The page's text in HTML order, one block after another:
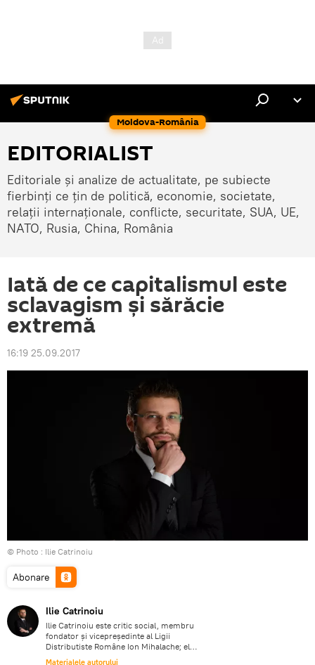
Moldova-România
EDITORIALIST
Editoriale și analize de actualitate, pe subiecte
fierbinți ce țin de politică, economie, societate,
relații internaționale, conflicte, securitate, SUA, UE,
NATO, Rusia, China, România
Iată de ce capitalismul este
sclavagism și sărăcie
extremă
16:19 25.09.2017
© Photo : Ilie Catrinoiu
Abonare
Ilie Catrinoiu
Ilie Catrinoiu este critic social, membru
fondator şi vicepreşedinte al Ligii
Distributiste Române Ion Mihalache; el
scrie despre politică, economie şi cultură
Materialele autorului